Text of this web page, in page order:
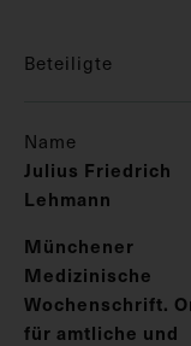
Beteiligte
Name
Julius Friedrich
Lehmann
Münchener
Medizinische
Wochenschrift.
für amtliche und